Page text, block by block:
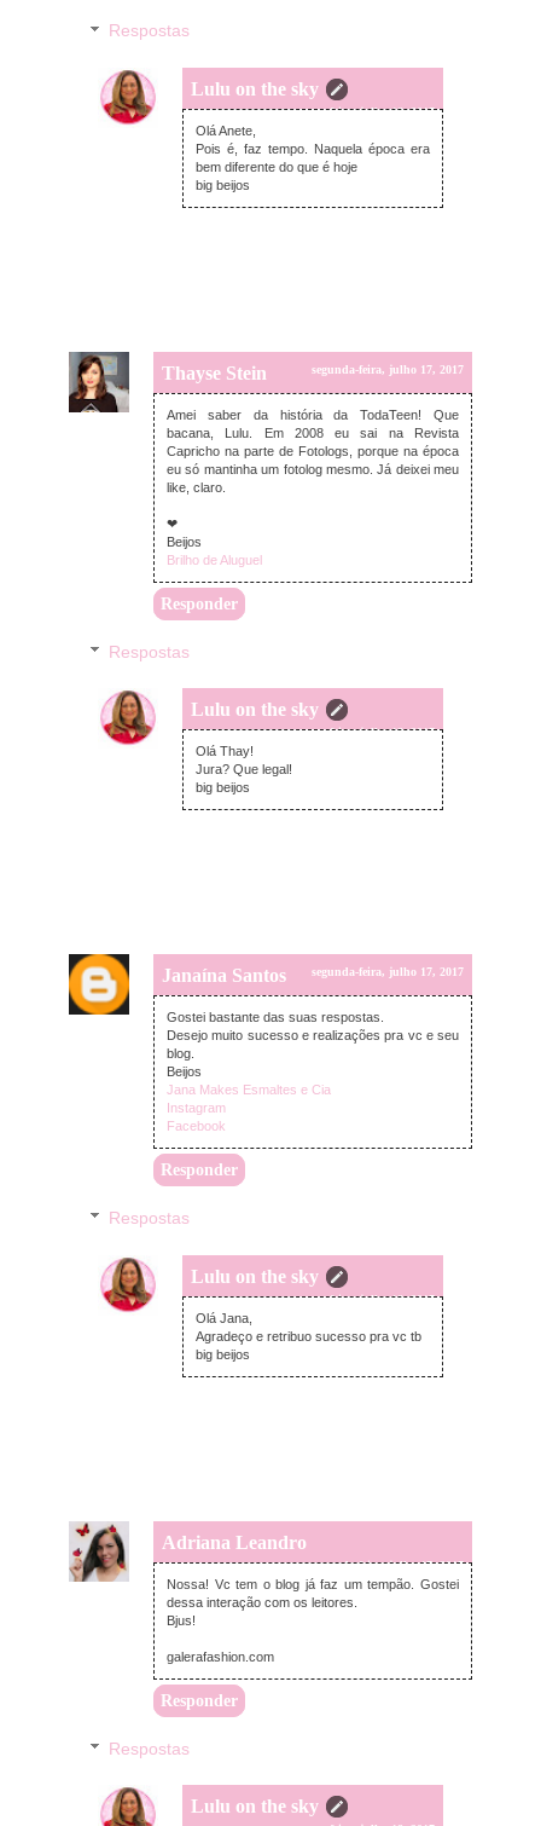
Respostas
Lulu on the sky
terça-feira, julho 18, 2017
Olá Anete,
Pois é, faz tempo. Naquela época era
bem diferente do que é hoje
big beijos
Thayse Stein segunda-feira, julho 17, 2017
Amei saber da história da TodaTeen! Que
bacana, Lulu. Em 2008 eu sai na Revista
Capricho na parte de Fotologs, porque na época
eu só mantinha um fotolog mesmo. Já deixei meu
like, claro.
❤
Beijos
Brilho de Aluguel
Responder
Respostas
Lulu on the sky
terça-feira, julho 18, 2017
Olá Thay!
Jura? Que legal!
big beijos
Janaína Santos segunda-feira, julho 17, 2017
Gostei bastante das suas respostas.
Desejo muito sucesso e realizações pra vc e seu
blog.
Beijos
Jana Makes Esmaltes e Cia
Instagram
Facebook
Responder
Respostas
Lulu on the sky
terça-feira, julho 18, 2017
Olá Jana,
Agradeço e retribuo sucesso pra vc tb
big beijos
Adriana Leandro
segunda-feira, julho 17, 2017
Nossa! Vc tem o blog já faz um tempão. Gostei
dessa interação com os leitores.
Bjus!
galerafashion.com
Responder
Respostas
Lulu on the sky